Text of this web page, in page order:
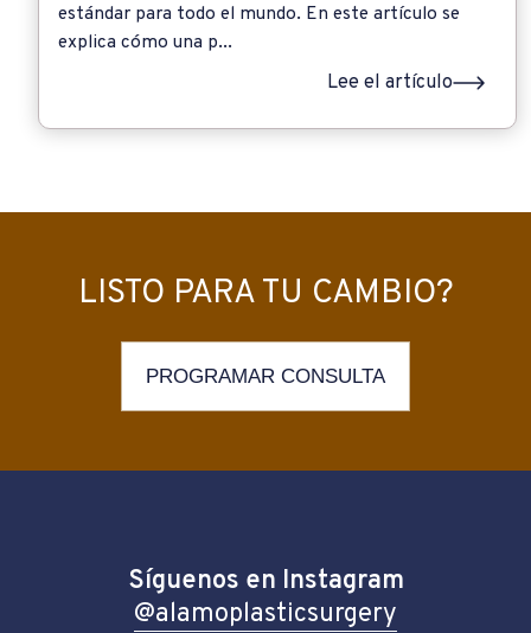
estándar para todo el mundo. En este artículo se
explica cómo una p...
Lee el artículo
LISTO PARA TU CAMBIO?
PROGRAMAR CONSULTA
Síguenos en Instagram
@alamoplasticsurgery